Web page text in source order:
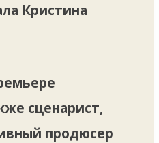
Кристина
сценарист,
продюсер